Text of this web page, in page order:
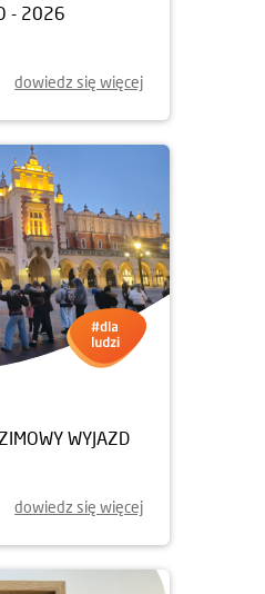
- 2026
dowiedz się więcej
WYJAZD
dowiedz się więcej